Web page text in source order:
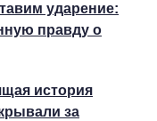
ударение:
правду о
история
за